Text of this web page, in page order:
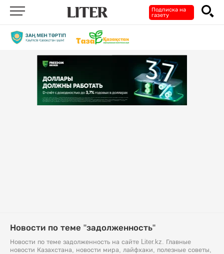
Подписка на
газету
Новости по теме "задолженность"
Новости по теме задолженность на сайте Liter.kz. Главные
новости Казахстана, новости мира, лайфхаки, полезные советы,